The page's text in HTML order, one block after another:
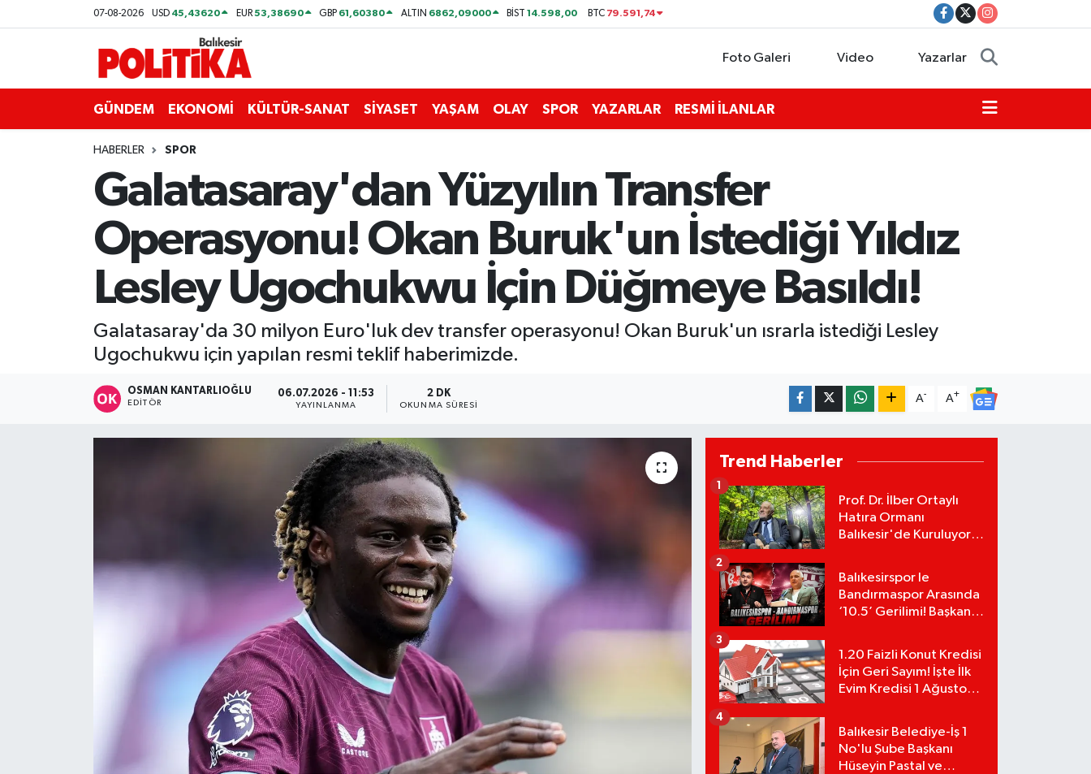
07-08-2026 USD 45,43620 EUR53,38690 GBP 61,60380 ALTIN 6862,09000 BİST14.598,00 BTC 79.591,74
Foto Galeri Video Yazarlar
GÜNDEM EKONOMİ KÜLTÜR-SANAT SİYASET YAŞAM OLAY SPOR YAZARLAR RESMİ İLANLAR
HABERLER SPOR
Galatasaray'dan Yüzyılın Transfer
Operasyonu! Okan Buruk'un İstediği Yıldız
Lesley Ugochukwu İçin Düğmeye Basıldı!
Galatasaray'da 30 milyon Euro'luk dev transfer operasyonu! Okan Buruk'un ısrarla istediği Lesley
Ugochukwu için yapılan resmi teklif haberimizde.
OSMAN KANTARLIOĞLU
EDITÖR
06.07.2026 - 11:53
YAYINLANMA
2 DK
OKUNMA SÜRESI
A- A+
Trend Haberler
Prof. Dr. İlber Ortaylı
Hatıra Ormanı
Balıkesir'de Kuruluyor!
1
Balıkesirspor le
Bandırmaspor Arasında
‘10.5’ Gerilimi! Başkan
Tepki!
2
1.20 Faizli Konut Kredisi
İçin Geri Sayım! İşte İlk
Evim Kredisi 1 Ağustos
Hesaplama Tablosu:
3
Balıkesir Belediye-İş 1
No'lu Şube Başkanı
Hüseyin Pastal ve
4
ASTROLOJİ
Bandırma
BİYOGRAFİLER
Balıkesir Nöbetçi Eczaneler
Balıkesir Hava Durumu
Balıkesir Namaz Vakitleri
Balıkesir Trafik Yoğunluk Haritası
Süper Lig Puan Durumu ve Fikstür
Tüm Manşetler
Haber Arşivi